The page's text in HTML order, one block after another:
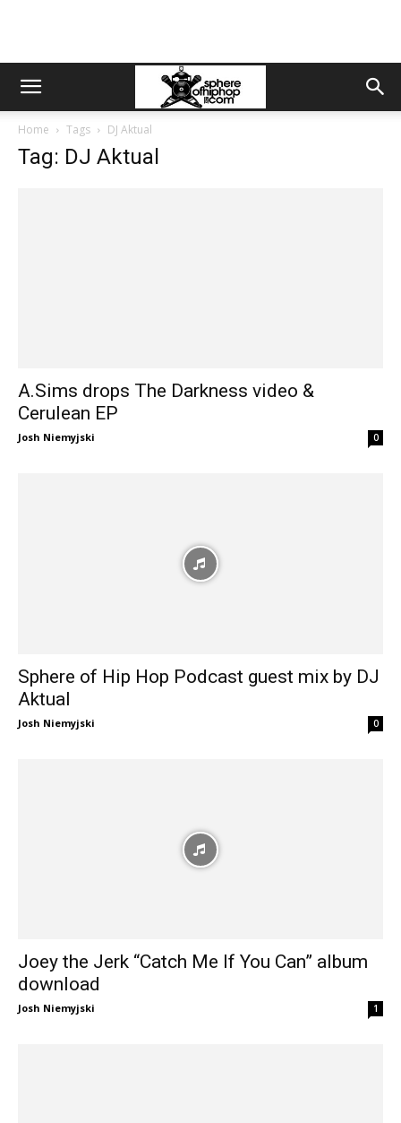
Home Tags DJ Aktual
Tag: DJ Aktual
A.Sims drops The Darkness video &
Cerulean EP
Josh Niemyjski 0
Sphere of Hip Hop Podcast guest mix by DJ
Aktual
Josh Niemyjski 0
Joey the Jerk “Catch Me If You Can” album
download
Josh Niemyjski 1